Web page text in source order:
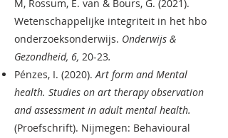
M, Rossum, E. van & Bours, G. (2021).
Wetenschappelijke integriteit in het hbo
onderzoeksonderwijs. Onderwijs &
Gezondheid, 6, 20-23.
Pénzes, I. (2020). Art form and Mental
health. Studies on art therapy observation
and assessment in adult mental health.
(Proefschrift). Nijmegen: Behavioural